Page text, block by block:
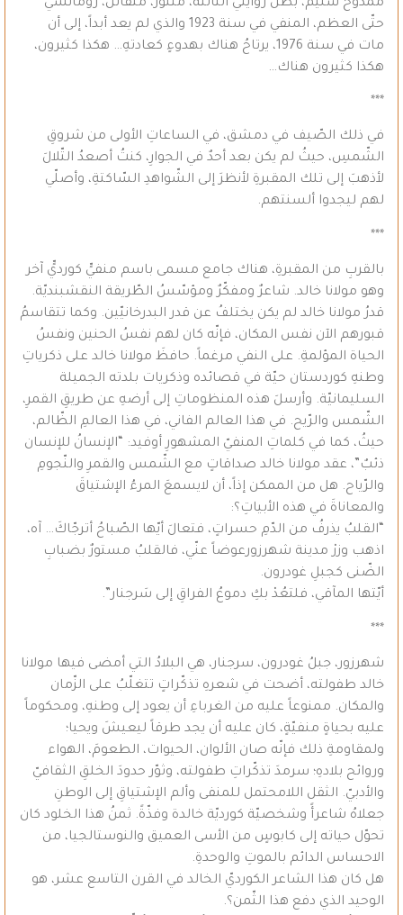
ممدوح سليم، بطلُ روايتي الثّالثة، متنوّرٌ، متفائل، رومانسي
حتّى العظم، المنفي في سنة 1923 والذي لم يعد أبداً، إلى أن
مات في سنة 1976، يرتاحُ هناك بهدوءٍ كعادتهِ… هكذا كثيرون،
هكذا كثيرون هناك…
***
في ذلك الصّيف في دمشق، في الساعاتِ الأولى من شروقِ
الشّمسِ، حيثُ لم يكن بعد أحدٌ في الجوارِ، كنتُ أصعدُ التّلالَ
لأذهبَ إلى تلك المقبرةِ لأنظرَ إلى الشّواهدِ السّاكتةِ، وأصلّي
لهم ليجدوا ألسنتهم.
***
بالقربِ من المقبرةِ، هناك جامع مسمى باسم منفيٍّ كورديٍّ آخر
وهو مولانا خالد. شاعرٌ ومفكّرٌ ومؤسّسُ الطّريقة النقشبنديّة.
قدرُ مولانا خالد لم يكن يختلفُ عن قدر البدرخانيّين. وكما تتقاسمُ
قبورهم الآن نفس المكان، فإنّه كان لهم نفسُ الحنين ونفسُ
الحياة المؤلمةِ. على النفي مرغماً. حافظَ مولانا خالد على ذكرياتِ
وطنهِ كوردستان حيّة في قصائده وذكريات بلدته الجميلة
السليمانيّة. وأرسلَ هذه المنظوماتِ إلى أرضهِ عن طريقِ القمرِ،
الشّمس والرّيح. في هذا العالم الفاني، في هذا العالمِ الظّالم،
حيثُ، كما في كلماتِ المنفيّ المشهورِ أوفيد: “الإنسانُ للإنسان
ذئبٌ”، عقد مولانا خالد صداقاتٍ مع الشّمس والقمرِ والنّجومِ
والرّياح. هل من الممكن إذاً، أن لايسمعَ المرءُ الإشتياقَ
والمعاناةَ في هذه الأبياتِ؟:
“القلبُ يذرفُ من الدّمِ حسراتٍ، فتعالَ أيّها الصّباحُ أترجّاكَ… آه،
اذهب وزرْ مدينة شهرزورعوضاً عنّي، فالقلبُ مستورٌ بضبابِ
الضّنى كجبلِ غودرون.
أيّتها المآقي، فلتعُدْ بكِ دموعُ الفراقِ إلى سَرجنار”.
***
شهرزور، جبلُ غودرون، سرجنار، هي البلادُ التي أمضى فيها مولانا
خالد طفولته، أضحت في شعرهِ تذكّراتٍ تتغلّبُ على الزّمان
والمكان. ممنوعاً عليه من الغرباءِ أن يعود إلى وطنهِ، ومحكوماً
عليه بحياةٍ منفيّةٍ، كان عليه أن يجد طرقاً ليعيشَ ويحيا؛
ولمقاومةِ ذلك فإنّه صان الألوان، الحيوات، الطعومَ، الهواء
وروائح بلادهِ؛ سرمدَ تذكّراتِ طفولته، وثوّر حدودَ الخلقِ الثقافيّ
والأدبيّ. الثقل اللامحتمل للمنفى وألم الإشتياقِ إلى الوطنِ
جعلاهُ شاعرأً وشخصيّة كورديّة خالدة وفذّةً. ثمنُ هذا الخلود كان
تحوّل حياته إلى كابوسٍ من الأسى العميق والنوستالجيا، من
الاحساس الدائم بالموتِ والوحدةِ.
هل كان هذا الشاعر الكورديّ الخالد في القرن التاسع عشر، هو
الوحيد الذي دفع هذا الثّمن؟.